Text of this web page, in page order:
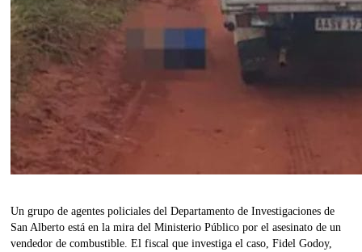
Un grupo de agentes policiales del Departamento de Investigaciones de
San Alberto está en la mira del Ministerio Público por el asesinato de un
vendedor de combustible. El fiscal que investiga el caso, Fidel Godoy,